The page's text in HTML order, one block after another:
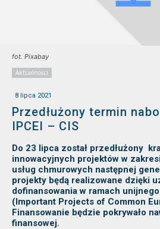
fot. Pixabay
Aktualności
8 lipca 2021
Przedłużony termin
IPCEI – CIS
Do 23 lipca został przedłużony
innowacyjnych projektów w
usług chmurowych następnej
projekty będą realizowane dzięki
dofinansowania w ramach
(Important Projects of Common
Finansowanie będzie pokrywało
finansowej.